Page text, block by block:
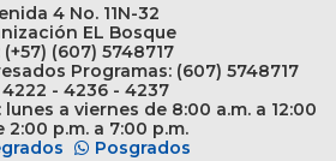
4 No. 11N-32
EL Bosque
(+57) (607) 5748717
Programas: (607) 5748717
4222 - 4236 - 4237
a viernes de 8:00 a.m. a 12:00
2:00 p.m. a 7:00 p.m.
Posgrados